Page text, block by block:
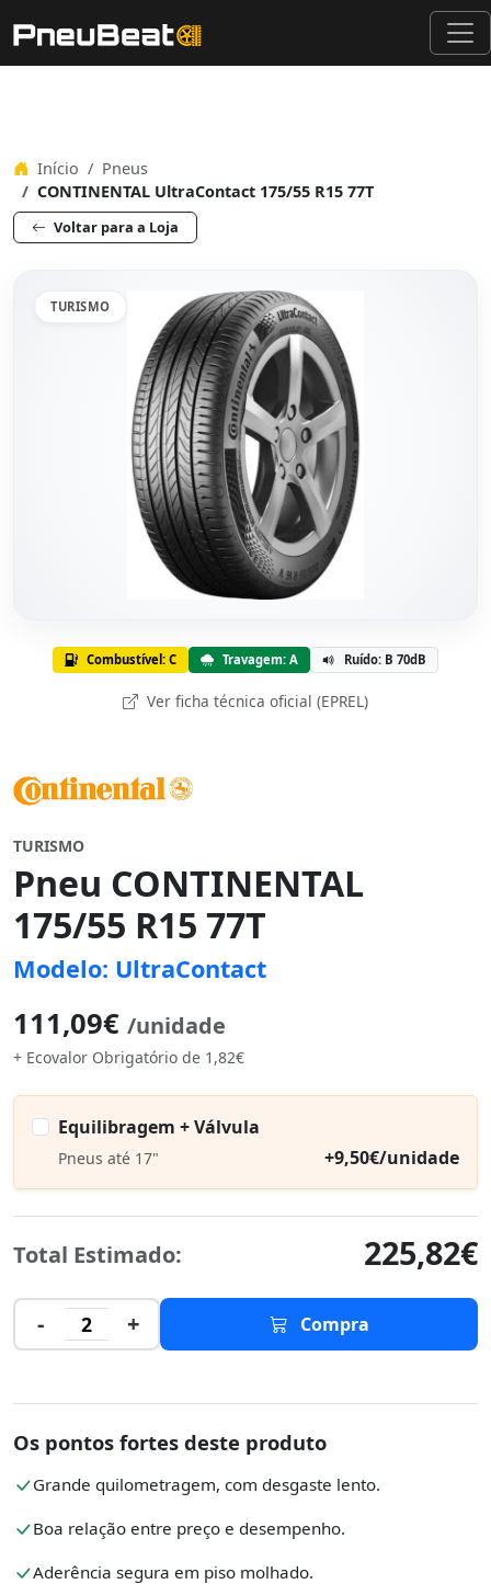
Início
Pneus
CONTINENTAL UltraContact 175/55 R15 77T
Voltar para a Loja
TURISMO
Combustível: C Travagem: A Ruído: B 70dB
Ver ficha técnica oficial (EPREL)
TURISMO
Pneu CONTINENTAL
175/55 R15 77T
Modelo: UltraContact
111,09€ /unidade
+ Ecovalor Obrigatório de 1,82€
Equilibragem + Válvula
Pneus até 17" +9,50€/unidade
Total Estimado: 225,82€
- 2 + Compra
Os pontos fortes deste produto
Grande quilometragem, com desgaste lento.
Boa relação entre preço e desempenho.
Aderência segura em piso molhado.